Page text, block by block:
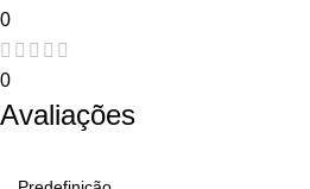
0
0
Avaliações